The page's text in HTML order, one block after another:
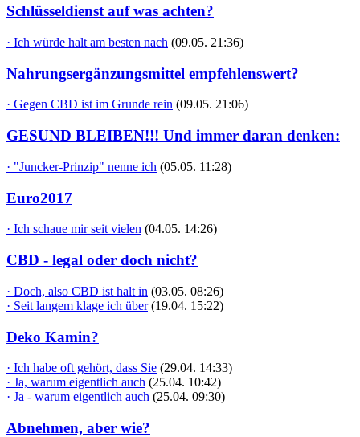
Schlüsseldienst auf was achten?
· Ich würde halt am besten nach (09.05. 21:36)
Nahrungsergänzungsmittel empfehlenswert?
· Gegen CBD ist im Grunde rein (09.05. 21:06)
GESUND BLEIBEN!!! Und immer daran denken:
· "Juncker-Prinzip" nenne ich (05.05. 11:28)
Euro2017
· Ich schaue mir seit vielen (04.05. 14:26)
CBD - legal oder doch nicht?
· Doch, also CBD ist halt in (03.05. 08:26)
· Seit langem klage ich über (19.04. 15:22)
Deko Kamin?
· Ich habe oft gehört, dass Sie (29.04. 14:33)
· Ja, warum eigentlich auch (25.04. 10:42)
· Ja - warum eigentlich auch (25.04. 09:30)
Abnehmen, aber wie?